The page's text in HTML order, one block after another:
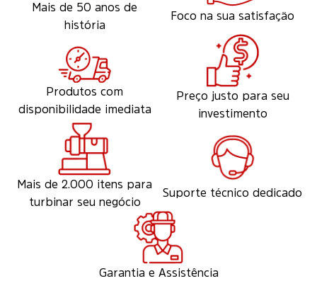
Mais de 50 anos de
história
Foco na sua satisfação
Produtos com
disponibilidade imediata
Preço justo para seu
investimento
Mais de 2.000 itens para
turbinar seu negócio
Suporte técnico dedicado
Garantia e Assistência